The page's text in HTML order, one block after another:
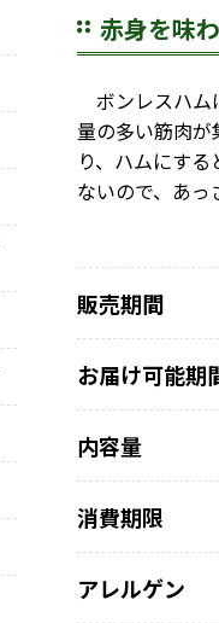
赤身を味
ボンレスハム
量の多い筋肉
り、ハムにす
ないので、あっ
販売期間
お届け可能期
内容量
消費期限
アレルゲン